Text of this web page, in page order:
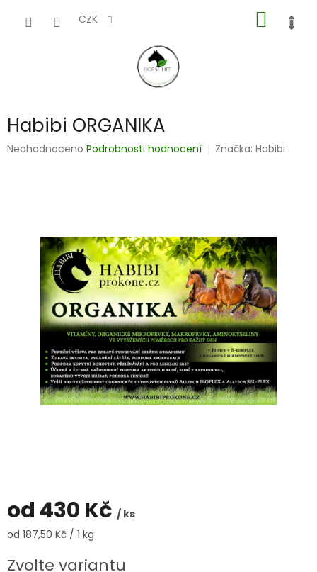
CZK
KOŠÍK
Habibi ORGANIKA
Průměrné
hvězdiček.
Neohodnoceno Podrobnosti hodnocení Značka:Habibi
od 430 Kč / ks
Měrná
od 187,50 Kč / 1 kg
Zvolte variantu